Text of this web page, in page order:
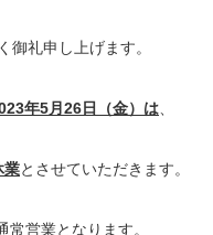
御礼申し上げます。
年5月26日（金）は
業とさせていただきます。
営業となります。